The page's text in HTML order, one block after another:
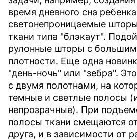
время дневного сна
светонепроницаемые
ткани типа "блэкаут".
рулонные шторы с
плотности. Еще одна
"день-ночь" или "зебра".
с двумя полотнами, на
темные и светлые полосы
непрозрачные). При
полосы ткани смещаются
друга, и в зависимости от